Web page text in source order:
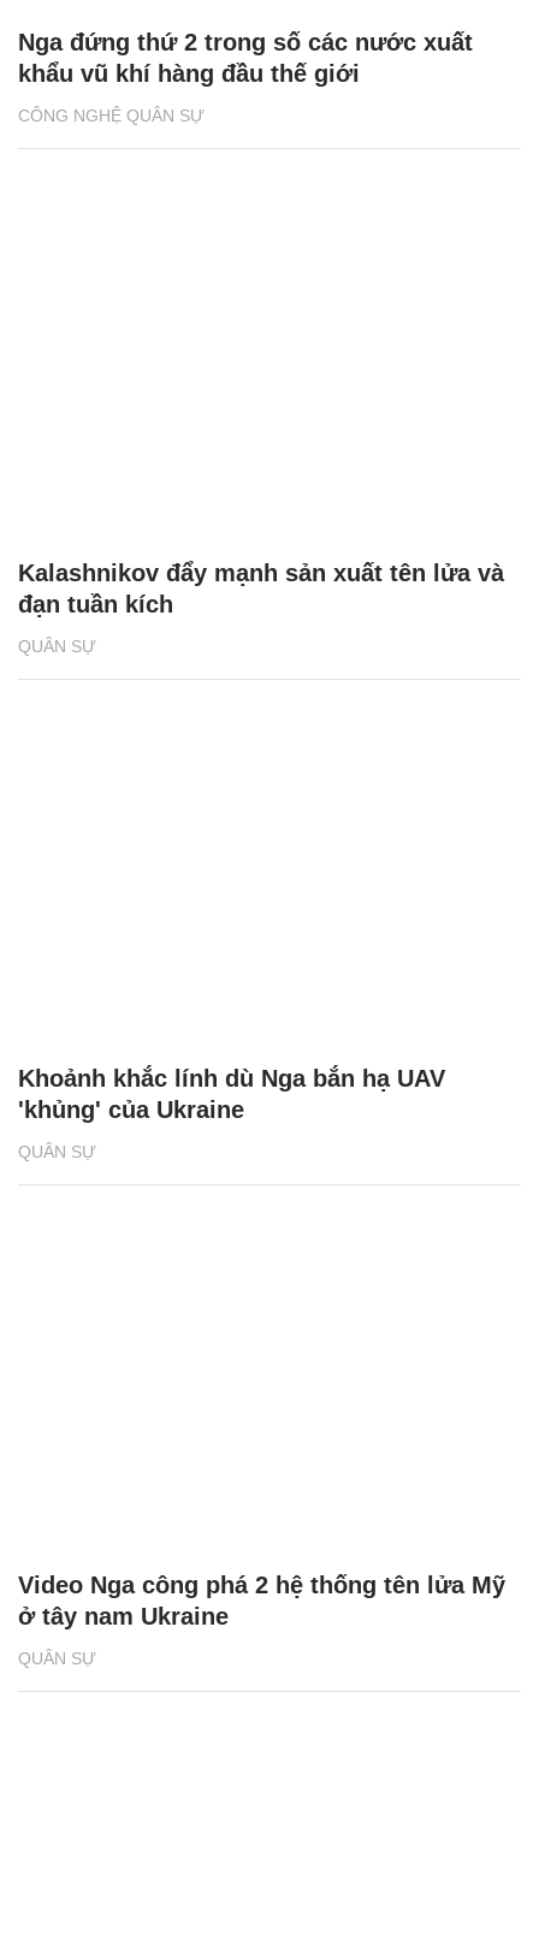
CÔNG NGHỆ QUÂN SỰ
Nga đứng thứ 2 trong số các nước xuất
khẩu vũ khí hàng đầu thế giới
QUÂN SỰ
Kalashnikov đẩy mạnh sản xuất tên lửa và
đạn tuần kích
QUÂN SỰ
Khoảnh khắc lính dù Nga bắn hạ UAV
'khủng' của Ukraine
QUÂN SỰ
Video Nga công phá 2 hệ thống tên lửa Mỹ
ở tây nam Ukraine